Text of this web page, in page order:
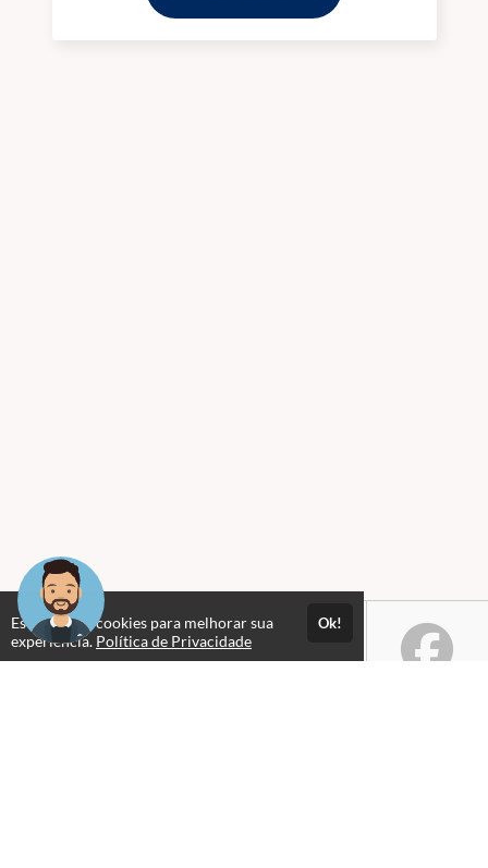
Este site usa cookies para melhorar sua
experiência. Política de Privacidade
Ok!